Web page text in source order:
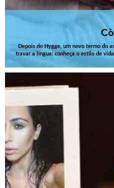
Depois do Hygge, um novo termo do
travar a língua: conheça o estilo de vida